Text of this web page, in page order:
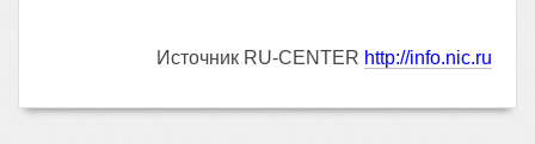
Источник RU-CENTER http://info.nic.ru